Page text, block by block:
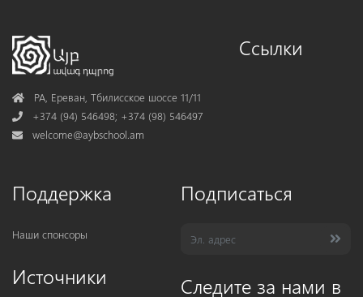
AddressРА, Ереван, Тбилисское шоссе 11/11
Phone+374 (94) 546498; +374 (98) 546497
Mail
welcome@aybschool.am
Ссылки
Поддержка
Наши спонсоры
Источники
Подписаться
Следите за нами в